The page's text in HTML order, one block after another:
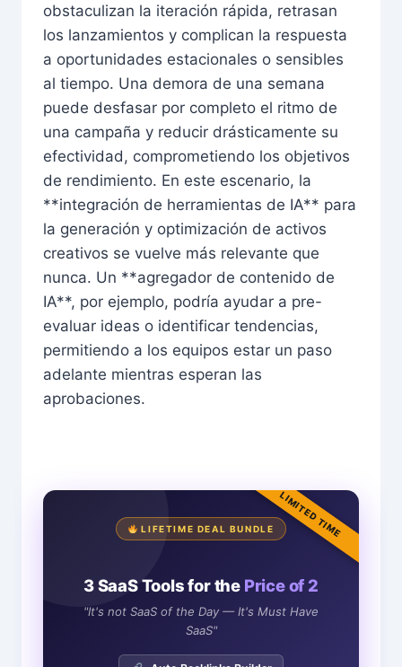
obstaculizan la iteración rápida, retrasan
los lanzamientos y complican la respuesta
a oportunidades estacionales o sensibles
al tiempo. Una demora de una semana
puede desfasar por completo el ritmo de
una campaña y reducir drásticamente su
efectividad, comprometiendo los objetivos
de rendimiento. En este escenario, la
**integración de herramientas de IA** para
la generación y optimización de activos
creativos se vuelve más relevante que
nunca. Un **agregador de contenido de
IA**, por ejemplo, podría ayudar a pre-
evaluar ideas o identificar tendencias,
permitiendo a los equipos estar un paso
adelante mientras esperan las
aprobaciones.
LIMITED TIME
LIFETIME DEAL BUNDLE
3 SaaS Tools for the Price of 2
"It's not SaaS of the Day — It's Must Have
SaaS"